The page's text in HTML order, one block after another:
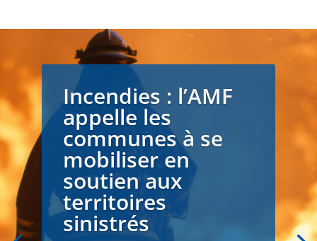
Incendies : l’AMF
appelle les
communes à se
mobiliser en
soutien aux
territoires
sinistrés